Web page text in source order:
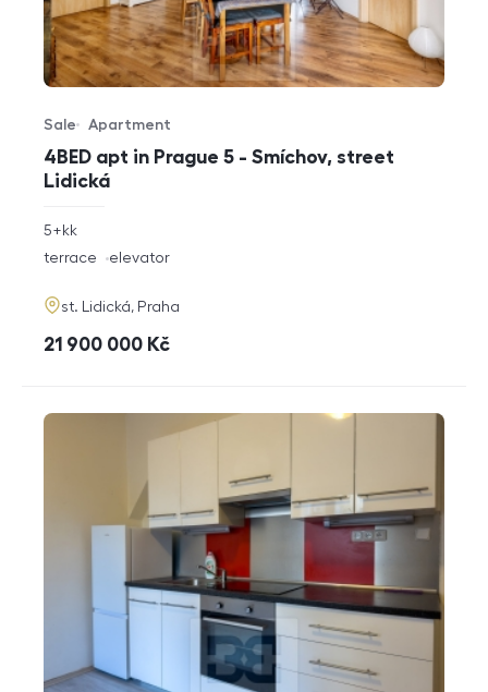
4BED apt in Prague 5 - Smíchov, street
Lidická
Offer type
Sale
Property type
Apartment
rozměry
disposition
5+kk
funkce
terrace elevator
adresa
st. Lidická, Praha
cena
21 900 000 Kč